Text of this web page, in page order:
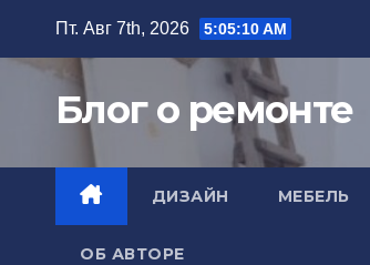
содержимому
Пт. Авг 7th, 2026 5:05:11 AM
Блог о ремонте
ДИЗАЙН МЕБЕЛЬ
ОБ АВТОРЕ